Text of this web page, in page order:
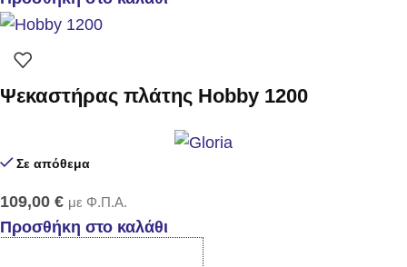
Ψεκαστήρας πλάτης Hobby 1200
Σε απόθεμα
109,00 € με Φ.Π.Α.
Προσθήκη στο καλάθι